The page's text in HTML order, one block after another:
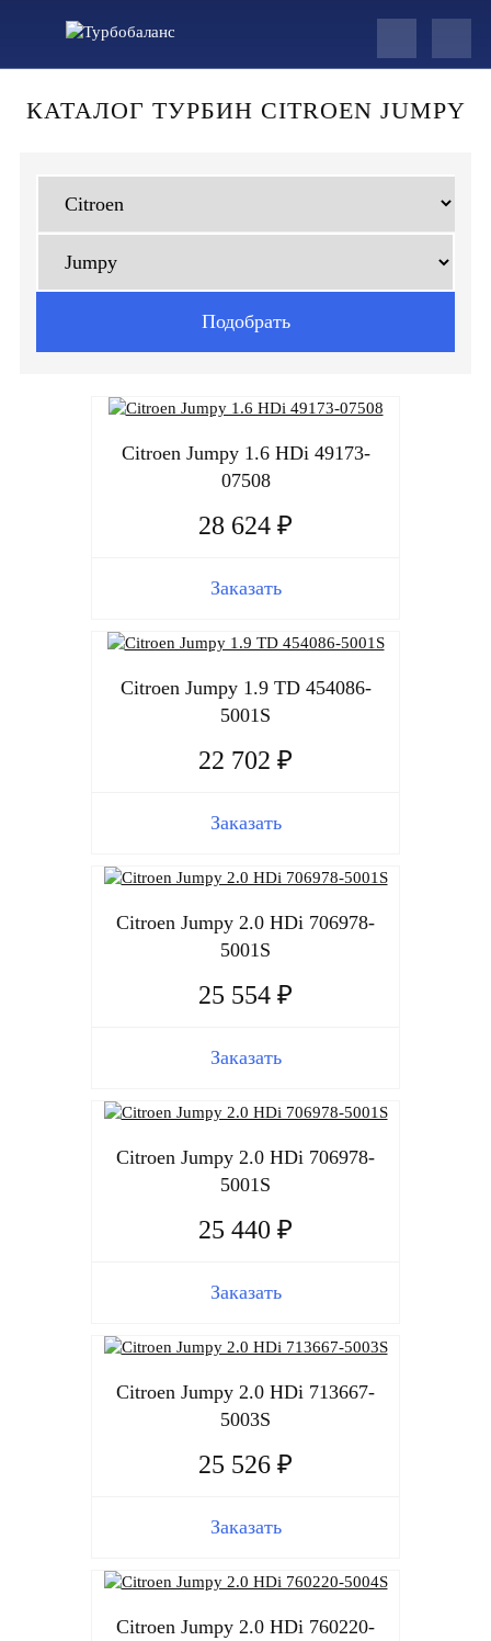
КАТАЛОГ ТУРБИН CITROEN JUMPY
Citroen Jumpy 1.6 HDi 49173-
07508
28 624 ₽
Заказать
Citroen Jumpy 1.9 TD 454086-
5001S
22 702 ₽
Заказать
Citroen Jumpy 2.0 HDi 706978-
5001S
25 554 ₽
Заказать
Citroen Jumpy 2.0 HDi 706978-
5001S
25 440 ₽
Заказать
Citroen Jumpy 2.0 HDi 713667-
5003S
25 526 ₽
Заказать
Citroen Jumpy 2.0 HDi 760220-